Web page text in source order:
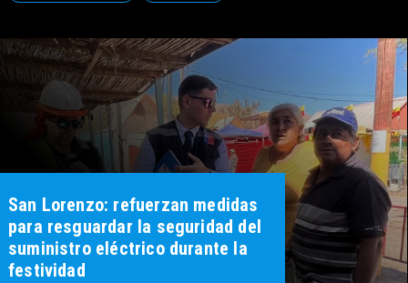
San Lorenzo: refuerzan medidas
para resguardar la seguridad del
suministro eléctrico durante la
festividad